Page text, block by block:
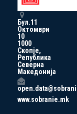
Бул.11
Октомври
10
1000
Скопје,
Република
Северна
Македонија
www.sobranie.mk